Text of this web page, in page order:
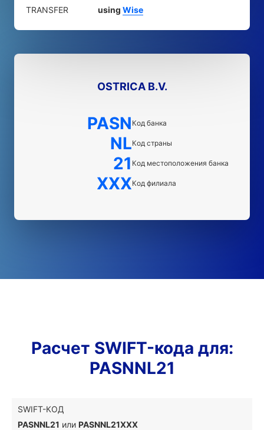
TRANSFER
using Wise
OSTRICA B.V.
PASN Код банка
NLКод страны
21 Код местоположения банка
XXXКод филиала
Расчет SWIFT-кода для:
PASNNL21
SWIFT-КОД
PASNNL21 или PASNNL21XXX